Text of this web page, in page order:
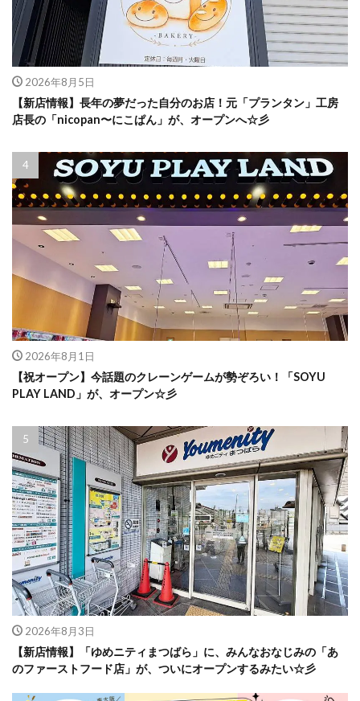
2026年8月5日
【新店情報】長年の夢だった自分のお店！元「プランタン」工房
店長の「nicopan〜にこぱん」が、オープンへ☆彡
2026年8月1日
【祝オープン】今話題のクレーンゲームが勢ぞろい！「SOYU
PLAY LAND」が、オープン☆彡
2026年8月3日
【新店情報】「ゆめニティまつばら」に、みんなおなじみの「あ
のファーストフード店」が、ついにオープンするみたい☆彡